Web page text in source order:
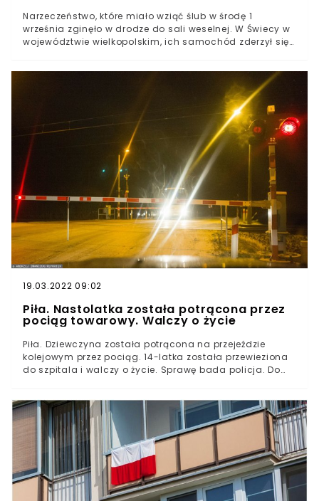
Narzeczeństwo, które miało wziąć ślub w środę 1
września zginęło w drodze do sali weselnej. W Świecy w
województwie wielkopolskim, ich samochód zderzył się
19.03.2022 09:02
Piła. Nastolatka została potrącona przez
pociąg towarowy. Walczy o życie
Piła. Dziewczyna została potrącona na przejeździe
kolejowym przez pociąg. 14-latka została przewieziona
do szpitala i walczy o życie. Sprawę bada policja. Do